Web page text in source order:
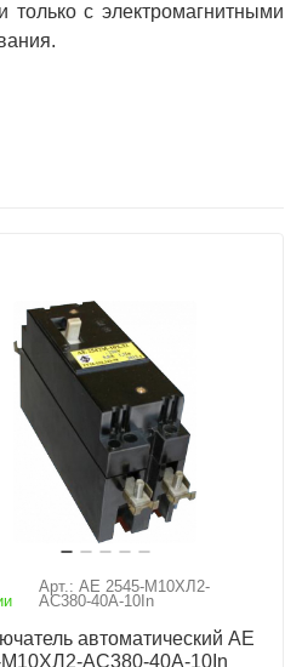
с электромагнитными
Арт.: АЕ 2545-М10ХЛ2-
AC380-40А-10In
автоматический АЕ
М10ХЛ2-AC380-40А-10In